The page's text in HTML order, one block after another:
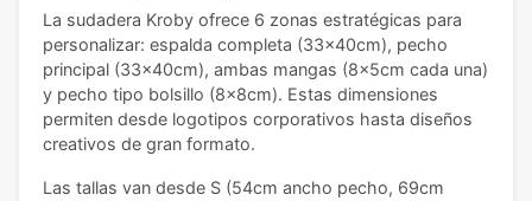
La sudadera Kroby ofrece 6 zonas estratégicas para
personalizar: espalda completa (33x40cm), pecho
principal (33x40cm), ambas mangas (8x5cm cada una)
y pecho tipo bolsillo (8x8cm). Estas dimensiones
permiten desde logotipos corporativos hasta diseños
creativos de gran formato.
Las tallas van desde S (54cm ancho pecho, 69cm